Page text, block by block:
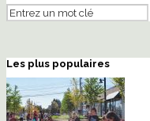
Les plus populaires